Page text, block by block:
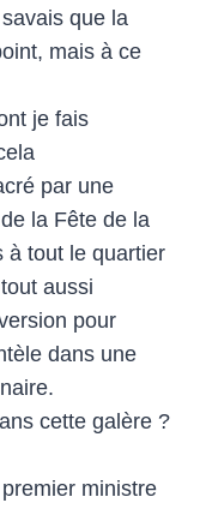
que la
mais à ce
je fais
par une
la Fête de la
à tout le quartier
aussi
pour
dans une
cette galère ?
ministre